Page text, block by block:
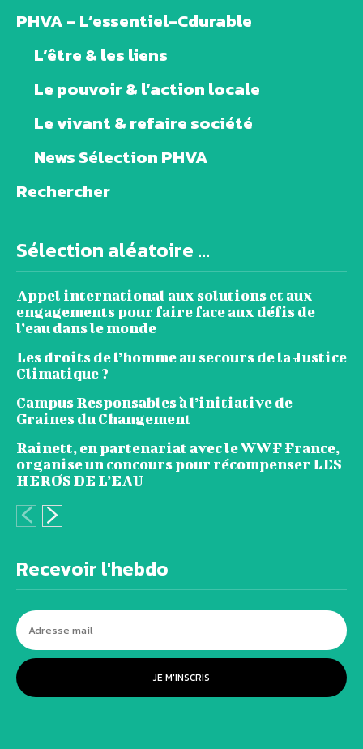
PHVA – L’essentiel-Cdurable
L’être & les liens
Le pouvoir & l’action locale
Le vivant & refaire société
News Sélection PHVA
Rechercher
Sélection aléatoire ...
Appel international aux solutions et aux
engagements pour faire face aux défis de
l’eau dans le monde
Les droits de l’homme au secours de la Justice
Climatique ?
Campus Responsables à l’initiative de
Graines du Changement
Rainett, en partenariat avec le WWF France,
organise un concours pour récompenser LES
HEROS DE L’EAU
Recevoir l'hebdo
JE M'INSCRIS